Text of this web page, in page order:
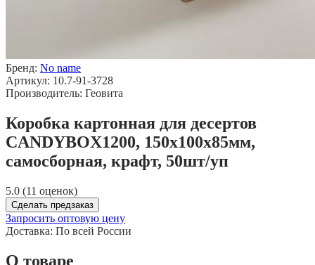
Бренд: No name
Артикул: 10.7-91-3728
Производитель: Геовита
Коробка картонная для десертов
CANDYBOX1200, 150х100х85мм,
самосборная, крафт, 50шт/уп
5.0 (11 оценок)
Сделать предзаказ
Запросить оптовую цену
Доставка: По всей России
О товаре